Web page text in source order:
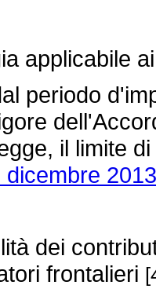
applicabile
periodo
il limite
dicembre
dei
frontalieri